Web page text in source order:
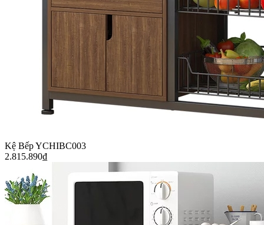
Kệ Bếp YCHIBC003
2.815.890₫